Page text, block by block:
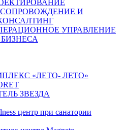
И
УПРАВЛЕНИЕ
«ЛЕТО- ЛЕТО»
ЗВЕЗДА
центр при санатории